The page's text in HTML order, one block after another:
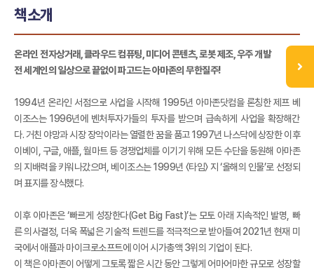
책소개
온라인 전자상거래, 클라우드 컴퓨팅, 미디어 콘텐츠, 로봇 제조, 우주 개발
전 세계인의 일상으로 끝없이 파고드는 아마존의 무한질주!
1994년 온라인 서점으로 사업을 시작해 1995년 아마존닷컴을 론칭한 제프 베
이조스는 1996년에 벤처투자가들의 투자를 받으며 급속하게 사업을 확장해간
다. 거친 야망과 시장 장악이라는 열렬한 꿈을 품고 1997년 나스닥에 상장한 이후
이베이, 구글, 애플, 월마트 등 경쟁업체를 이기기 위해 모든 수단을 동원해 아마존
의 지배력을 키워나갔으며, 베이조스는 1999년 〈타임〉 지 ‘올해의 인물’로 선정되
며 표지를 장식했다.
이후 아마존은 ‘빠르게 성장한다(Get Big Fast)’는 모토 아래 지속적인 발명, 빠
른 의사결정, 더욱 폭넓은 기술적 트렌드를 적극적으로 받아들여 2021년 현재 미
국에서 애플과 마이크로소프트에 이어 시가총액 3위의 기업이 된다.
이 책은 아마존이 어떻게 그토록 짧은 시간 동안 그렇게 어마어마한 규모로 성장할